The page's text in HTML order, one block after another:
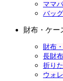
ママ
バッ
財布・ケー
財布
長財布
折り
ウォ